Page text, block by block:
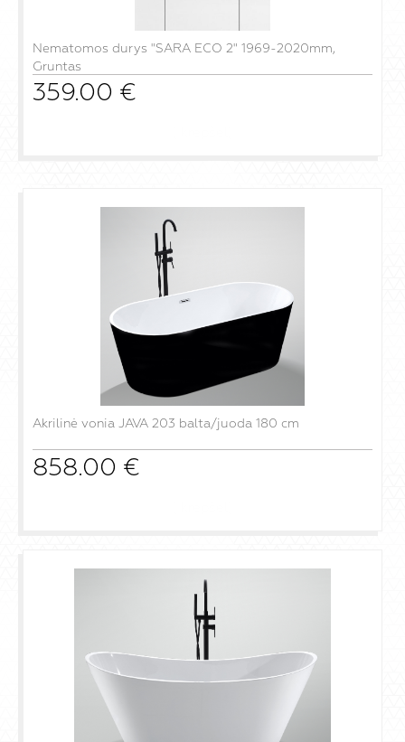
Nematomos durys "SARA ECO 2" 1969-2020mm,
Gruntas
359.00 €
Akrilinė vonia JAVA 203 balta/juoda 180 cm
858.00 €